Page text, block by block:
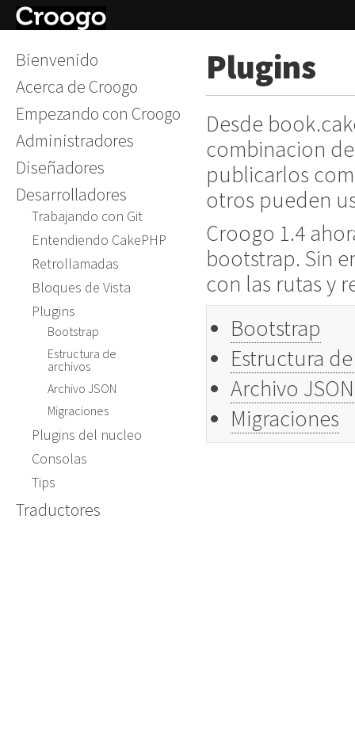
Bienvenido
Acerca de Croogo
Empezando con Croogo
Administradores
Diseñadores
Desarrolladores
Trabajando con Git
Entendiendo CakePHP
Retrollamadas
Bloques de Vista
Plugins
Bootstrap
Estructura de
archivos
Archivo JSON
Migraciones
Plugins del nucleo
Consolas
Tips
Traductores
Plugins
Desde
combinacion
publicarlos
otros pueden
Croogo 1.4
bootstrap. Sin
con las rutas y
Bootstrap
Estructura
Archivo JSON
Migraciones